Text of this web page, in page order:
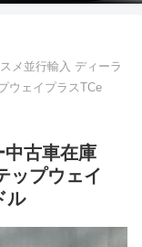
メ並行輸入 ディーラ
ウェイプラスTCe
中古車在庫
ップウェイ
ル